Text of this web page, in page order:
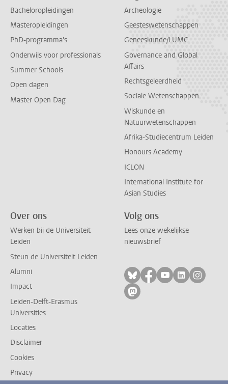
Bacheloropleidingen
Masteropleidingen
PhD-programma's
Onderwijs voor professionals
Summer Schools
Open dagen
Master Open Dag
Archeologie
Geesteswetenschappen
Geneeskunde/LUMC
Governance and Global
Affairs
Rechtsgeleerdheid
Sociale Wetenschappen
Wiskunde en
Natuurwetenschappen
Afrika-Studiecentrum Leiden
Honours Academy
ICLON
International Institute for
Asian Studies
Over ons
Werken bij de Universiteit
Leiden
Steun de Universiteit Leiden
Alumni
Impact
Leiden-Delft-Erasmus
Universities
Locaties
Disclaimer
Cookies
Privacy
Volg ons
Lees onze wekelijkse
nieuwsbrief
Volg ons op bluesky
Volg ons op
Volg ons op
Volg ons
Volg
Volg ons op mastodon